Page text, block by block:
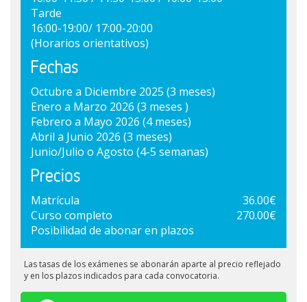
Tarde
16:00-19:00/ 17:00-20:00
(Horarios orientativos)
Fechas
Octubre a Diciembre 2025 (3 meses)
Enero a Marzo 2026 (3 meses )
Febrero a Mayo 2026 (4 meses)
Abril a Junio 2026 (3 meses)
Junio/Julio o Agosto (4-5 semanas)
Precios
Matrícula
36.00€
Curso completo
270.00€
Posibilidad de abonar en plazos
Las tasas de los exámenes se abonarán aparte al precio reflejado
y en los plazos indicados para cada convocatoria.